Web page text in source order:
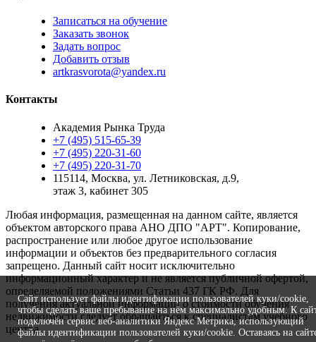
Сайт использует файлы идентификации пользователей куки/cookie,
чтобы сделать ваше пребывание на нём максимально удобным. К
подключён сервис веб-аналитики Яндекс Метрика, использующий
файлы идентификации пользователей куки/cookie. Оставаясь на
Записаться на обучение
Заказать звонок
Задать вопрос
Добавить отзыв
artkrasvorota@yandex.ru
Контакты
Академия Рынка Труда
+7 (495) 515-65-39
+7 (495) 220-31-60
+7 (495) 220-31-70
115114, Москва, ул. Летниковская, д.9,
этаж 3, кабинет 305
Любая информация, размещенная на данном сайте, является
объектом авторского права АНО ДПО "АРТ". Копирование,
распространение или любое другое использование
информации и объектов без предварительного согласия
запрещено. Данный сайт носит исключительно
информационный характер и не является публичной офертой,
определяемой положениями Статьи 437 ГК РФ. Для
получения актуальной информации о стоимости обучения
недвижимости следует обращайться к специалистам учебного
центра.